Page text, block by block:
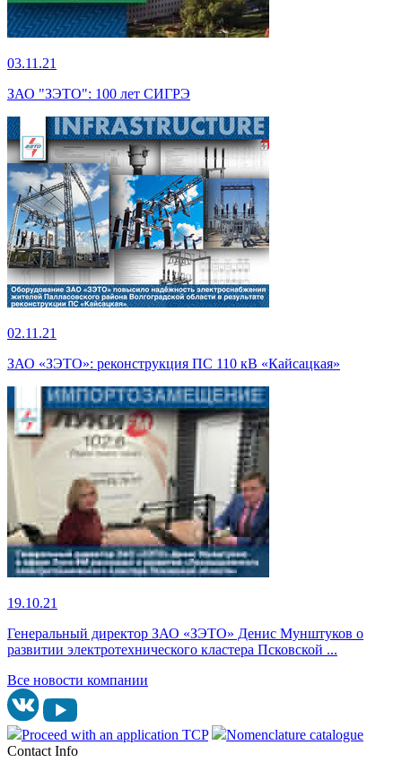
03.11.21
ЗАО "ЗЭТО": 100 лет СИГРЭ
02.11.21
ЗАО «ЗЭТО»: реконструкция ПС 110 кВ «Кайсацкая»
19.10.21
Генеральный директор ЗАО «ЗЭТО» Денис Мунштуков о
развитии электротехнического кластера Псковской ...
Все новости компании
Proceed with an application TCP
Nomenclature catalogue
Contact Info